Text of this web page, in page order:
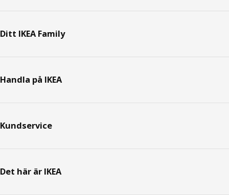
Ditt IKEA Family
Handla på IKEA
Kundservice
Det här är IKEA